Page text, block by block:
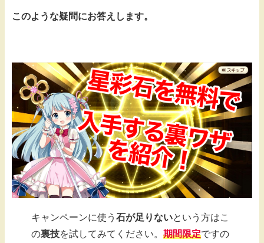
このような疑問にお答えします。
キャンペーンに使う 石が足りないという方はこ
の裏技を試してみてください。 期間限定ですの